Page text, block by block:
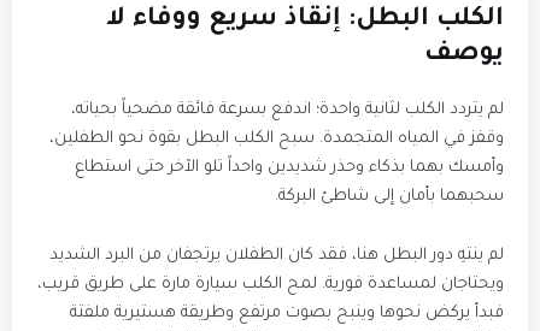
​الكلب البطل: إنقاذ سريع ووفاء لا
يوصف
​لم يتردد الكلب لثانية واحدة؛ اندفع بسرعة فائقة مضحياً بحياته،
وقفز في المياه المتجمدة. سبح الكلب البطل بقوة نحو الطفلين،
وأمسك بهما بذكاء وحذر شديدين واحداً تلو الآخر حتى استطاع
سحبهما بأمان إلى شاطئ البركة.
​لم ينتهِ دور البطل هنا، فقد كان الطفلان يرتجفان من البرد الشديد
ويحتاجان لمساعدة فورية. لمح الكلب سيارة مارة على طريق قريب،
فبدأ يركض نحوها وينبح بصوت مرتفع وطريقة هستيرية ملفتة